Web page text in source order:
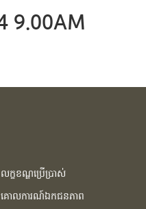
9.00AM
លក្ខខណ្ឌប្រើប្រាស់
គោលការណ៍ឯកជនភាព